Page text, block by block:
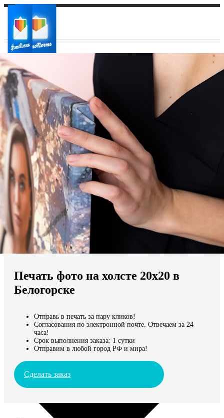
Ваш город:
Ваш регион доставки
Выберите из списка:
Мы доставляем по всему миру
Продолжить без города
Печать фото на холсте 20х20 в
Белогорске
Отправь в печать за пару кликов!
Согласования по электронной почте. Отвечаем за 24
часа!
Срок выполнения заказа: 1 сутки
Отправим в любой город РФ и мира!
Сделать заказ